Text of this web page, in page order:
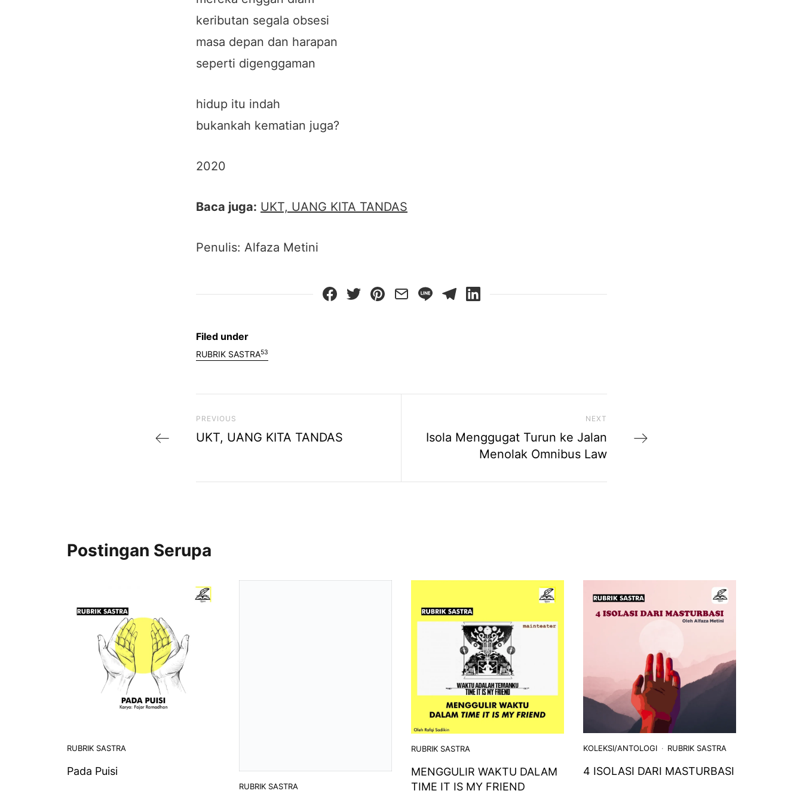
keributan segala obsesi
masa depan dan harapan
seperti digenggaman
hidup itu indah
bukankah kematian juga?
2020
Baca juga: UKT, UANG KITA TANDAS
Penulis: Alfaza Metini
Filed under
RUBRIK SASTRA53
Previous Post
PREVIOUS
UKT, UANG KITA TANDAS
NEXT
Isola Menggugat Turun ke Jalan
Menolak Omnibus Law
Postingan Serupa
RUBRIK SASTRA
Pada Puisi
RUBRIK SASTRA
RUBRIK SASTRA
MENGGULIR WAKTU DALAM
TIME IT IS MY FRIEND
KOLEKSI/ANTOLOGI RUBRIK SASTRA
4 ISOLASI DARI MASTURBASI